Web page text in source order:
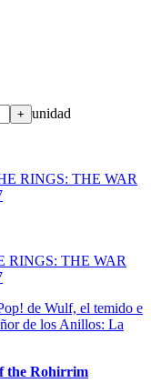
+ unidad
RINGS: THE WAR
de Wulf, el temido e
de los Anillos: La
the Rohirrim